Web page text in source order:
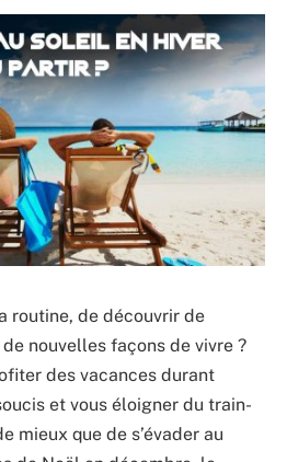
routine, de découvrir de
nouvelles façons de vivre ?
des vacances durant
et vous éloigner du train-
mieux que de s’évader au